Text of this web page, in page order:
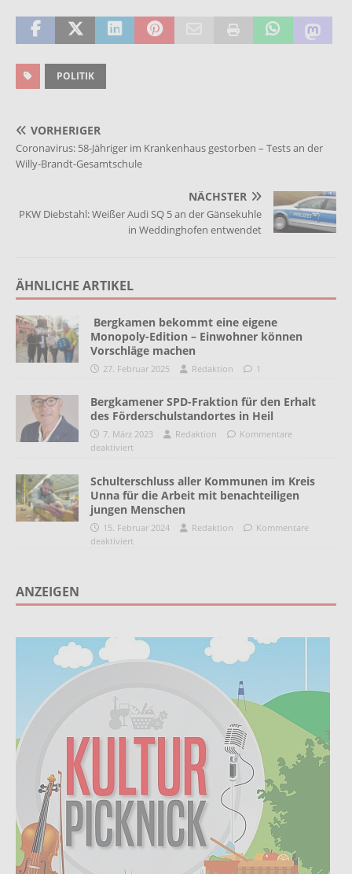
POLITIK
VORHERIGER
Coronavirus: 58-Jähriger im Krankenhaus gestorben – Tests an der
Willy-Brandt-Gesamtschule
NÄCHSTER
PKW Diebstahl: Weißer Audi SQ 5 an der Gänsekuhle
in Weddinghofen entwendet
ÄHNLICHE ARTIKEL
Bergkamen bekommt eine eigene
Monopoly-Edition – Einwohner können
Vorschläge machen
27. Februar 2025 Redaktion 1
Bergkamener SPD-Fraktion für den Erhalt
des Förderschulstandortes in Heil
7. März 2023 Redaktion
Kommentare
deaktiviert
Schulterschluss aller Kommunen im Kreis
Unna für die Arbeit mit benachteiligen
jungen Menschen
15. Februar 2024 Redaktion
Kommentare
deaktiviert
ANZEIGEN